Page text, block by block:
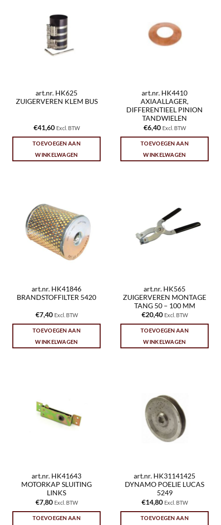
art.nr. HK625
ZUIGERVEREN KLEM BUS
€41,60 Excl. BTW
TOEVOEGEN AAN
WINKELWAGEN
art.nr. HK4410
AXIAALLAGER,
DIFFERENTIEEL PINION
TANDWIELEN
€6,40 Excl. BTW
TOEVOEGEN AAN
WINKELWAGEN
art.nr. HK41846
BRANDSTOFFILTER 5420
€7,40 Excl. BTW
TOEVOEGEN AAN
WINKELWAGEN
art.nr. HK565
ZUIGERVEREN MONTAGE
TANG 50 – 100 MM
€20,40 Excl. BTW
TOEVOEGEN AAN
WINKELWAGEN
art.nr. HK41643
MOTORKAP SLUITING
LINKS
€7,80 Excl. BTW
TOEVOEGEN AAN
art.nr. HK31141425
DYNAMO POELIE LUCAS
5249
€14,80 Excl. BTW
TOEVOEGEN AAN